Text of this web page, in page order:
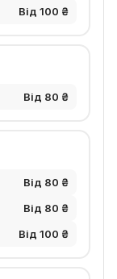
Від 100 ₴
Від 80 ₴
Від 80 ₴
Від 80 ₴
Від 100 ₴